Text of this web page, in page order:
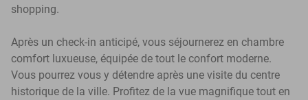
shopping.
Après un check-in anticipé, vous séjournerez en chambre
comfort luxueuse, équipée de tout le confort moderne.
Vous pourrez vous y détendre après une visite du centre
historique de la ville. Profitez de la vue magnifique tout en